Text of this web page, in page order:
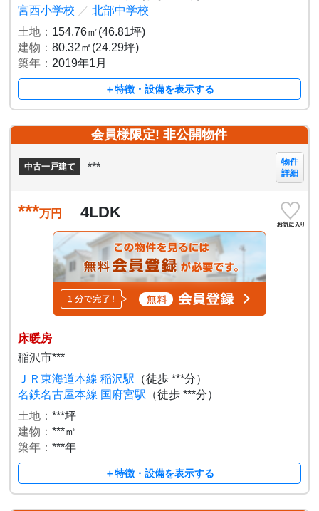
宮西小学校 ／ 北部中学校
土地： 154.76㎡(46.81坪)
建物：80.32㎡(24.29坪)
築年： 2019年1月
＋特徴・設備を表示する
会員様限定! 非公開物件
中古一戸建て ***
物件
詳細
***万円 4LDK
床暖房
稲沢市***
ＪＲ東海道本線 稲沢駅 （徒歩 ***分）
名鉄名古屋本線 国府宮駅 （徒歩 ***分）
土地：***坪
建物：***㎡
築年：***年
＋特徴・設備を表示する